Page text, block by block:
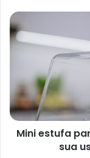
queimar é
molho são bem
100 g de
1 colher de
Pimenta-do-
1 litro de
Noz-
Mini estufa
sua